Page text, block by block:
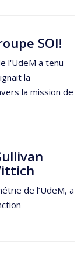
SOI!
l'UdeM a tenu
la
la mission de
de l’UdeM, a